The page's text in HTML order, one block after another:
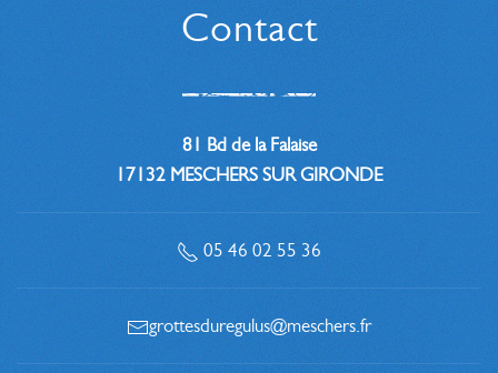
Contact
81 Bd de la Falaise
17132 MESCHERS SUR GIRONDE
05 46 02 55 36
grottesduregulus@meschers.fr